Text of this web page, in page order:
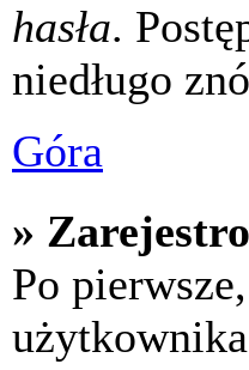
hasła.
niedługo
Góra
»
Po